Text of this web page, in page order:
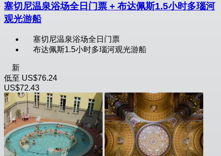
塞切尼温泉浴场全日门票 + 布达佩斯1.5小时多瑙河
观光游船
塞切尼温泉浴场全日门票
布达佩斯1.5小时多瑙河观光游船
新
低至 US$76.24
US$72.43